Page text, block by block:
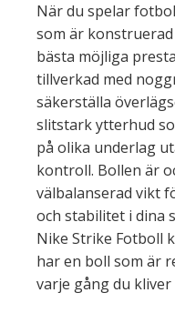
När du spelar
som är
bästa möjliga
tillverkad med
säkerställa
slitstark ytterhud
på olika underlag
kontroll. Bollen är
välbalanserad vikt
och stabilitet i dina
Nike Strike Fotboll
har en boll som är
varje gång du